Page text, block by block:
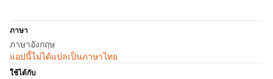
ภาษา
ภาษาอังกฤษ
แอปนี้ไม่ได้แปลเป็นภาษาไทย
ใช้ได้กับ